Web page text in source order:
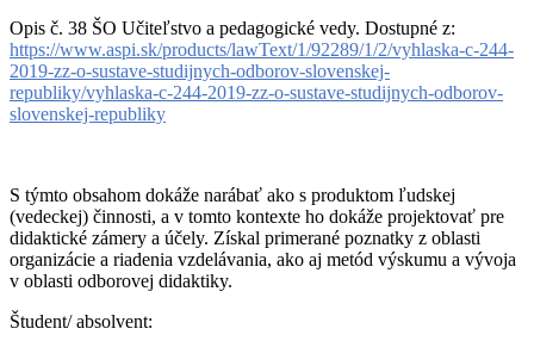
Opis č. 38 ŠO Učiteľstvo a pedagogické vedy. Dostupné z:
https://www.aspi.sk/products/lawText/1/92289/1/2/vyhlaska-c-244-
2019-zz-o-sustave-studijnych-odborov-slovenskej-
republiky/vyhlaska-c-244-2019-zz-o-sustave-studijnych-odborov-
slovenskej-republiky
S týmto obsahom dokáže narábať ako s produktom ľudskej
(vedeckej) činnosti, a v tomto kontexte ho dokáže projektovať pre
didaktické zámery a účely. Získal primerané poznatky z oblasti
organizácie a riadenia vzdelávania, ako aj metód výskumu a vývoja
v oblasti odborovej didaktiky.
Študent/ absolvent: